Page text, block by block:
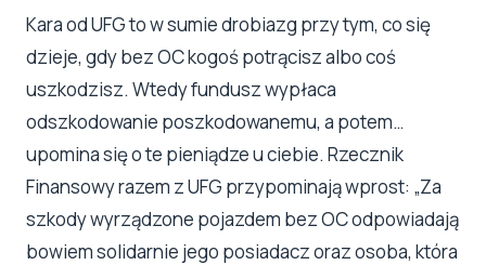
Kara od UFG to w sumie drobiazg przy tym, co się
dzieje, gdy bez OC kogoś potrącisz albo coś
uszkodzisz. Wtedy fundusz wypłaca
odszkodowanie poszkodowanemu, a potem…
upomina się o te pieniądze u ciebie. Rzecznik
Finansowy razem z UFG przypominają wprost: „Za
szkody wyrządzone pojazdem bez OC odpowiadają
bowiem solidarnie jego posiadacz oraz osoba, która